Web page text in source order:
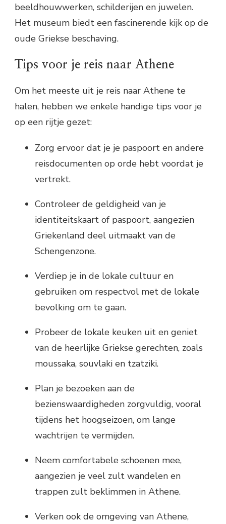
beeldhouwwerken, schilderijen en juwelen.
Het museum biedt een fascinerende kijk op de
oude Griekse beschaving.
Tips voor je reis naar Athene
Om het meeste uit je reis naar Athene te
halen, hebben we enkele handige tips voor je
op een rijtje gezet:
Zorg ervoor dat je je paspoort en andere
reisdocumenten op orde hebt voordat je
vertrekt.
Controleer de geldigheid van je
identiteitskaart of paspoort, aangezien
Griekenland deel uitmaakt van de
Schengenzone.
Verdiep je in de lokale cultuur en
gebruiken om respectvol met de lokale
bevolking om te gaan.
Probeer de lokale keuken uit en geniet
van de heerlijke Griekse gerechten, zoals
moussaka, souvlaki en tzatziki.
Plan je bezoeken aan de
bezienswaardigheden zorgvuldig, vooral
tijdens het hoogseizoen, om lange
wachtrijen te vermijden.
Neem comfortabele schoenen mee,
aangezien je veel zult wandelen en
trappen zult beklimmen in Athene.
Verken ook de omgeving van Athene,